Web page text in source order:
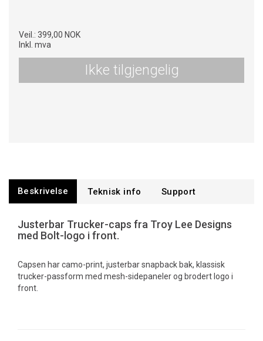
Veil.: 399,00 NOK
Inkl. mva
Ikke tilgjengelig
Beskrivelse Teknisk info Support
Justerbar Trucker-caps fra Troy Lee Designs
med Bolt-logo i front.
Capsen har camo-print, justerbar snapback bak, klassisk
trucker-passform med mesh-sidepaneler og brodert logo i
front.